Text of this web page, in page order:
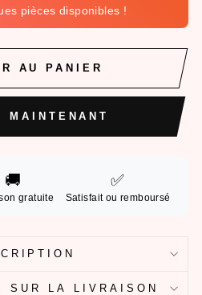
pièces disponibles !
AU PANIER
MAINTENANT
🚚
gratuite
✅
Satisfait ou remboursé
SUR LA LIVRAISON